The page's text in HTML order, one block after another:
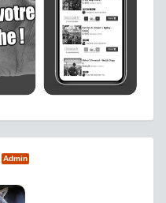
Admin